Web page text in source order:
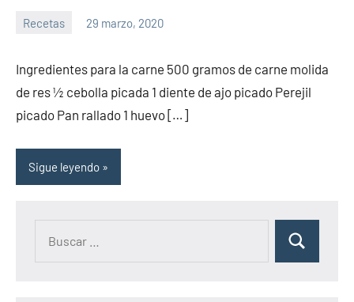
Recetas 29 marzo, 2020
la
salud
comentarios
Ingredientes para la carne 500 gramos de carne molida
de res ½ cebolla picada 1 diente de ajo picado Perejil
picado Pan rallado 1 huevo […]
Sigue leyendo